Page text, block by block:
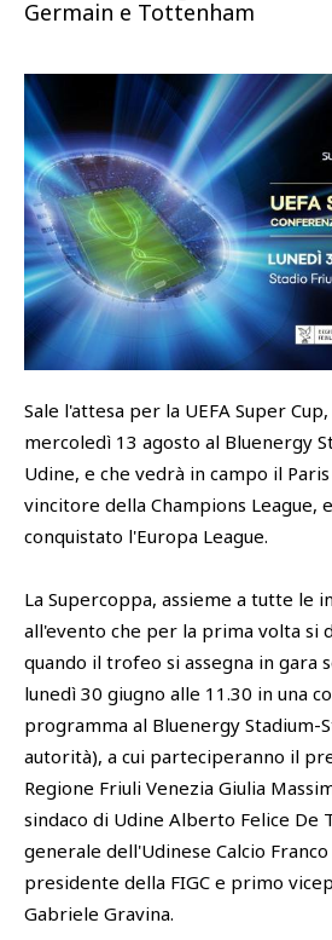
Calendari e Risultati
SPONSOR
SQUADRE
SHOP
Germain e Tottenham
Sale l'attesa per la UEFA Super
mercoledì 13 agosto al Bluenergy
Udine, e che vedrà in campo il
vincitore della Champions League,
conquistato l'Europa League.
La Supercoppa, assieme a tutte le
all'evento che per la prima volta si
quando il trofeo si assegna in gara
lunedì 30 giugno alle 11.30 in una
programma al Bluenergy Stadium-
autorità), a cui parteciperanno il
Regione Friuli Venezia Giulia
sindaco di Udine Alberto Felice De
generale dell'Udinese Calcio
presidente della FIGC e primo
Gabriele Gravina.